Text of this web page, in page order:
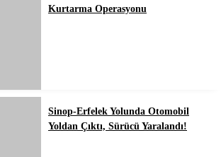
Kurtarma Operasyonu
Sinop-Erfelek Yolunda Otomobil
Yoldan Çıktı, Sürücü Yaralandı!